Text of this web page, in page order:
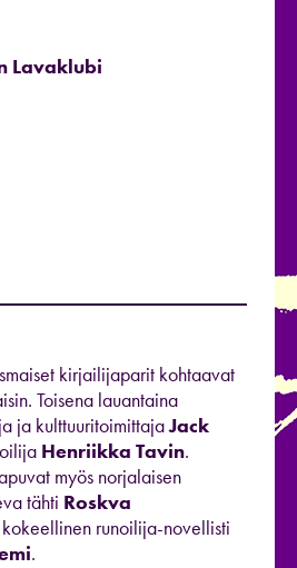
Lavaklubi
kirjailijaparit kohtaavat
Toisena lauantaina
ja kulttuuritoimittajaJack
Henriikka Tavin.
myös norjalaisen
tähti Roskva
runoilija-novellisti
.